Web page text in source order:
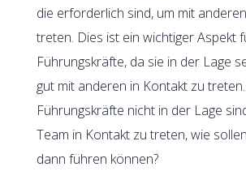
die erforderlich sind, um mit
treten. Dies ist ein wichtiger Aspekt
Führungskräfte, da sie in der Lage
gut mit anderen in Kontakt zu
Führungskräfte nicht in der Lage
Team in Kontakt zu treten, wie
dann führen können?